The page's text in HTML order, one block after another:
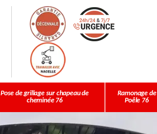
Pose de grillage sur chapeau de
cheminée 76
Ramonage de
Poêle 76